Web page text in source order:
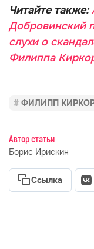
Читайте также:
Добровинский
слухи о
Филиппа
ФИЛИПП
Автор статьи
Борис Ирискин
Ссылка